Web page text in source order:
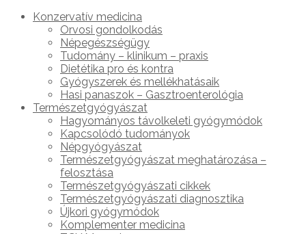
Konzervatív medicina
Orvosi gondolkodás
Népegészségügy
Tudomány – klinikum – praxis
Dietétika pro és kontra
Gyógyszerek és mellékhatásaik
Hasi panaszok – Gasztroenterológia
Természetgyógyászat
Hagyományos távolkeleti gyógymódok
Kapcsolódó tudományok
Népgyógyászat
Természetgyógyászat meghatározása –
felosztása
Természetgyógyászati cikkek
Természetgyógyászati diagnosztika
Újkori gyógymódok
Komplementer medicina